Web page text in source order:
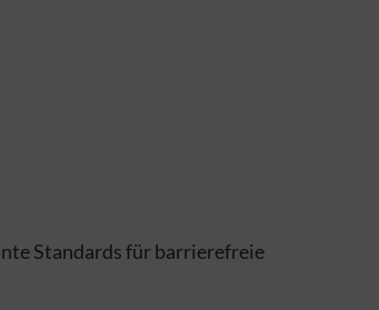
Standards für barrierefreie